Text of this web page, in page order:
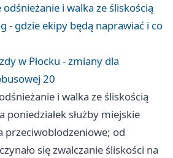
i walka ze śliskością
- gdzie ekipy będą naprawiać i co
w Płocku - zmiany dla
20
i walka ze śliskością
poniedziałek służby miejskie
przeciwoblodzeniowe; od
się zwalczanie śliskości na